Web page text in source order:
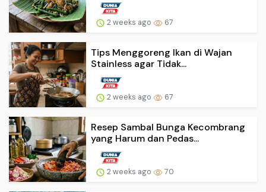
2 weeks ago 67
Tips Menggoreng Ikan di Wajan
Stainless agar Tidak...
2 weeks ago 67
Resep Sambal Bunga Kecombrang
yang Harum dan Pedas...
2 weeks ago 70